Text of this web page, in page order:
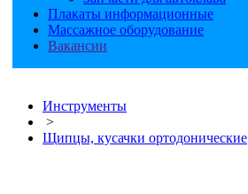
Плакаты информационные
Массажное оборудование
Вакансии
Инструменты
>
Щипцы, кусачки ортодонические